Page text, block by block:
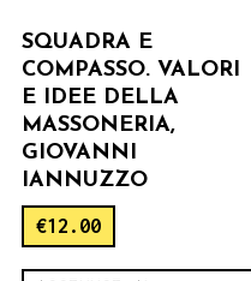
SQUADRA E
COMPASSO. VALORI
E IDEE DELLA
MASSONERIA,
GIOVANNI
IANNUZZO
€12.00